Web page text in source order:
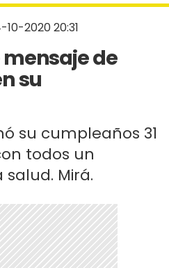
10-2020 20:31
de
su
su cumpleaños 31
todos un
Mirá.